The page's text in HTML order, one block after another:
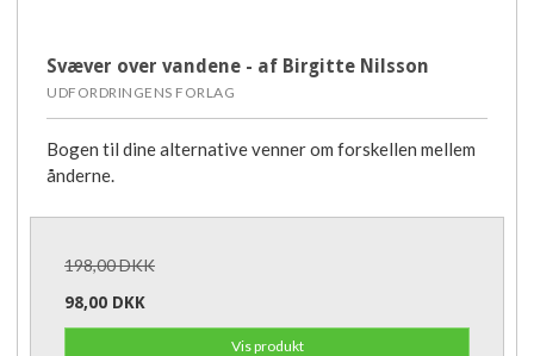
Svæver over vandene - af Birgitte Nilsson
UDFORDRINGENS FORLAG
Bogen til dine alternative venner om forskellen mellem
ånderne.
198,00 DKK
98,00 DKK
Vis produkt